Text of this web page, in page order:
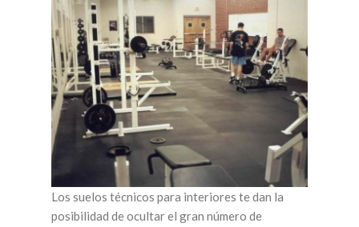
Los suelos técnicos para interiores te dan la
posibilidad de ocultar el gran número de